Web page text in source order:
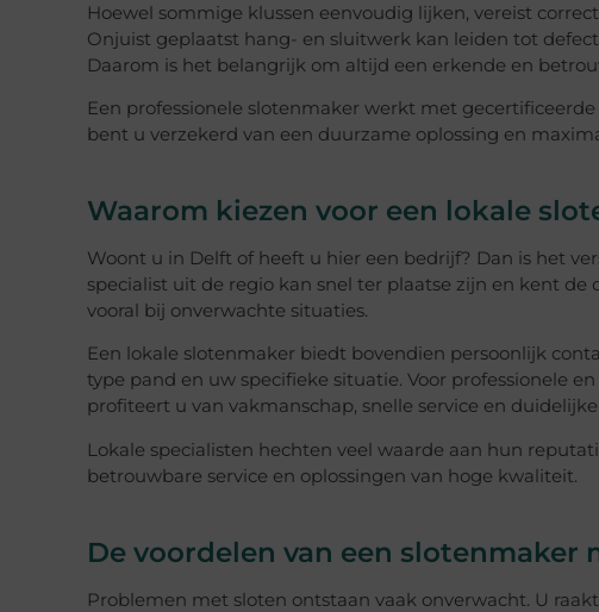
Hoewel sommige klussen eenvoudig lijken, vereist
Onjuist geplaatst hang- en sluitwerk kan leiden tot
Daarom is het belangrijk om altijd een erkende en
Een professionele slotenmaker werkt met
bent u verzekerd van een duurzame oplossing en
Waarom kiezen voor een lokale
Woont u in Delft of heeft u hier een bedrijf? Dan is het
specialist uit de regio kan snel ter plaatse zijn en kent
vooral bij onverwachte situaties.
Een lokale slotenmaker biedt bovendien persoonlijk
type pand en uw specifieke situatie. Voor professionele
profiteert u van vakmanschap, snelle service en
Lokale specialisten hechten veel waarde aan hun
betrouwbare service en oplossingen van hoge kwaliteit.
De voordelen van een slotenmaker
Problemen met sloten ontstaan vaak onverwacht. U